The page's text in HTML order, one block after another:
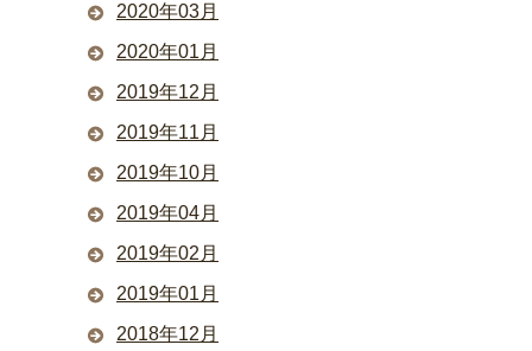
2020年03月
2020年01月
2019年12月
2019年11月
2019年10月
2019年04月
2019年02月
2019年01月
2018年12月